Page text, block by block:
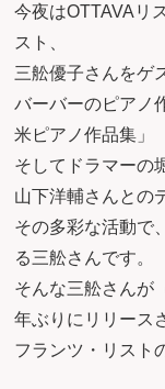
今夜はOTTAVAリ
スト、
三舩優子さんをゲ
バーバーのピアノ
米ピアノ作品集」
そしてドラマーの
山下洋輔さんとの
その多彩な活動で
る三舩さんです。
そんな三舩さんが
年ぶりにリリース
フランツ・リスト